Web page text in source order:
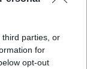
third parties, or
for
opt-out